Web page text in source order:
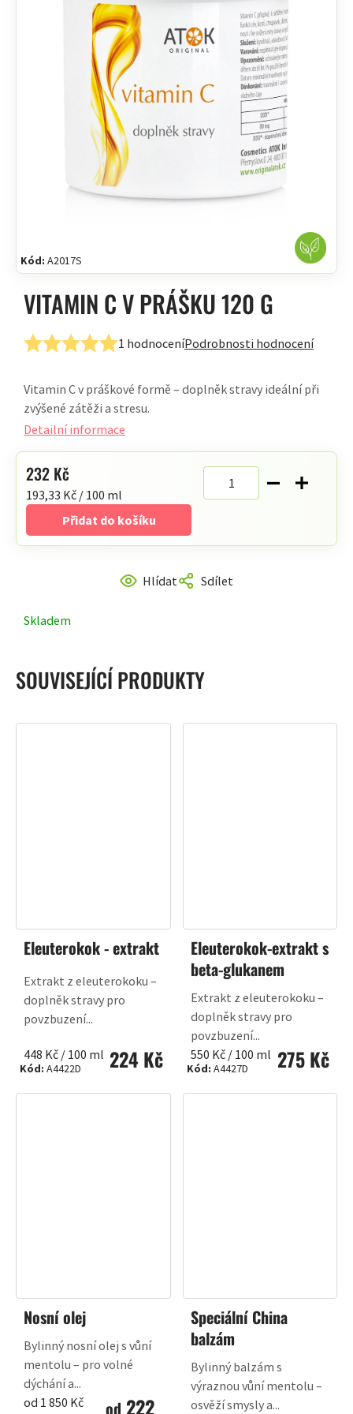
Kód: A2017S
VITAMIN C V PRÁŠKU 120 G
Průměrné
produktu
je
5,0
5
hvězdiček.
1 hodnoceníPodrobnosti hodnocení
Skladem
Vitamin C v práškové formě – doplněk stravy ideální při
zvýšené zátěži a stresu.
Detailní informace
Hlídat Sdílet
232 Kč
Měrná
193,33 Kč / 100 ml
Přidat do košíku
SOUVISEJÍCÍ PRODUKTY
Eleuterokok - extrakt
224 Kč
Měrná
cena:
448 Kč / 100 ml
Extrakt z eleuterokoku –
doplněk stravy pro
povzbuzení...
Kód: A4422D
Eleuterokok-extrakt s
beta-glukanem
275 Kč
Měrná
cena:
550 Kč / 100 ml
Extrakt z eleuterokoku –
doplněk stravy pro
povzbuzení...
Kód: A4427D
Nosní olej
od 222
Měrná
od 1 850 Kč
Bylinný nosní olej s vůní
mentolu – pro volné
dýchání a...
Speciální China
balzám
Bylinný balzám s
výraznou vůní mentolu –
osvěží smysly a...